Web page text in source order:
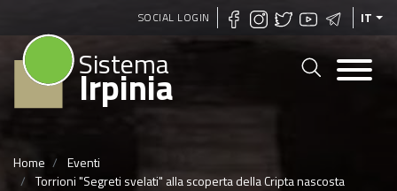
Salta
SOCIAL LOGIN IT
Sistema
Irpinia
Home
Eventi
Torrioni "Segreti svelati" alla scoperta della Cripta nascosta